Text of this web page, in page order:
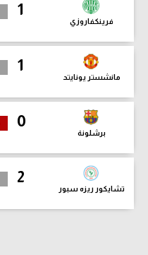
1
فرينكفاروزي
1
مانشستر يونايتد
0
برشلونة
2
تشايكور ريزه سبور